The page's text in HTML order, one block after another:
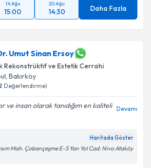
14 Ağu
15:00
20 Ağu
14:30 Daha Fazla
Umut Sinan Ersoy
Rekonstrüktif ve Estetik Cerrahi
, Bakırköy
Değerlendirme)
ve insan olarak tanıdığım en kaliteli Devamı
Haritada Göster
Mah. Çobançeşme E-5 Yan Yol Cad. Nivo Ataköy